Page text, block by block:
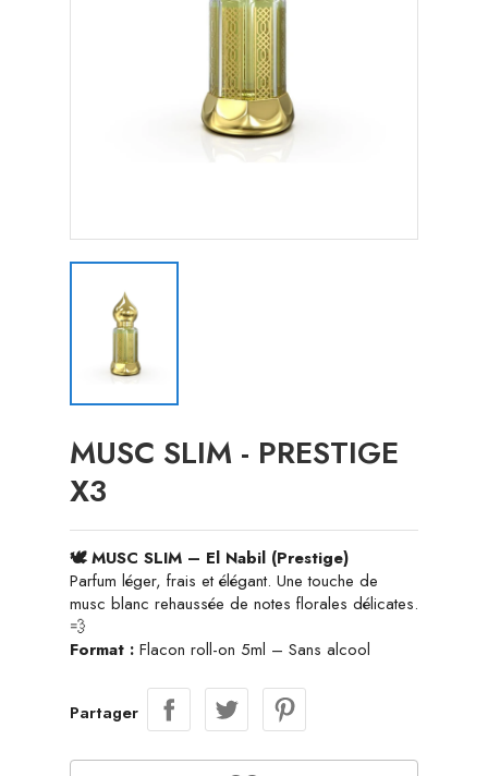
MUSC SLIM - PRESTIGE
X3
🕊️ MUSC SLIM – El Nabil (Prestige)
Parfum léger, frais et élégant. Une touche de
musc blanc rehaussée de notes florales délicates.
💨
Format : Flacon roll-on 5ml – Sans alcool
Partager